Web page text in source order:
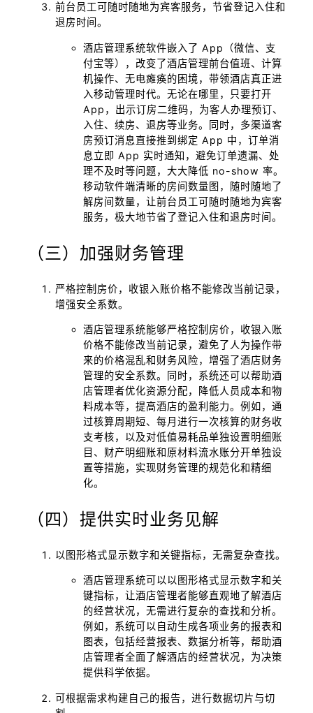
前台员工可随时随地为宾客服务，节省登记入住和
退房时间。
酒店管理系统软件嵌入了 App（微信、支
付宝等），改变了酒店管理前台值班、计算
机操作、无电瘫痪的困境，带领酒店真正进
入移动管理时代。无论在哪里，只要打开
App，出示订房二维码，为客人办理预订、
入住、续房、退房等业务。同时，多渠道客
房预订消息直接推到绑定 App 中，订单消
息立即 App 实时通知，避免订单遗漏、处
理不及时等问题，大大降低 no-show 率。
移动软件端清晰的房间数量图，随时随地了
解房间数量，让前台员工可随时随地为宾客
服务，极大地节省了登记入住和退房时间。
（三）加强财务管理
严格控制房价，收银入账价格不能修改当前记录，
增强安全系数。
酒店管理系统能够严格控制房价，收银入账
价格不能修改当前记录，避免了人为操作带
来的价格混乱和财务风险，增强了酒店财务
管理的安全系数。同时，系统还可以帮助酒
店管理者优化资源分配，降低人员成本和物
料成本等，提高酒店的盈利能力。例如，通
过核算周期短、每月进行一次核算的财务收
支考核，以及对低值易耗品单独设置明细账
目、财产明细账和原材料流水账分开单独设
置等措施，实现财务管理的规范化和精细
化。
（四）提供实时业务见解
以图形格式显示数字和关键指标，无需复杂查找。
酒店管理系统可以以图形格式显示数字和关
键指标，让酒店管理者能够直观地了解酒店
的经营状况，无需进行复杂的查找和分析。
例如，系统可以自动生成各项业务的报表和
图表，包括经营报表、数据分析等，帮助酒
店管理者全面了解酒店的经营状况，为决策
提供科学依据。
可根据需求构建自己的报告，进行数据切片与切